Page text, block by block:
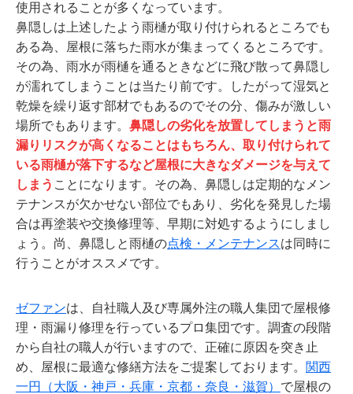
使用されることが多くなっています。
鼻隠しは上述したよう雨樋が取り付けられるところでも
ある為、屋根に落ちた雨水が集まってくるところです。
その為、雨水が雨樋を通るときなどに飛び散って鼻隠し
が濡れてしまうことは当たり前です。したがって湿気と
乾燥を繰り返す部材でもあるのでその分、傷みが激しい
場所でもあります。 鼻隠しの劣化を放置してしまうと雨
漏りリスクが高くなることはもちろん、取り付けられて
いる雨樋が落下するなど屋根に大きなダメージを与えて
しまう ことになります。その為、鼻隠しは定期的なメン
テナンスが欠かせない部位でもあり、劣化を発見した場
合は再塗装や交換修理等、早期に対処するようにしまし
ょう。尚、鼻隠しと雨樋の点検・メンテナンスは同時に
行うことがオススメです。
ゼファンは、自社職人及び専属外注の職人集団で屋根修
理・雨漏り修理を行っているプロ集団です。調査の段階
から自社の職人が行いますので、正確に原因を突き止
め、屋根に最適な修繕方法をご提案しております。 関西
一円（大阪・神戸・兵庫・京都・奈良・滋賀） で屋根の